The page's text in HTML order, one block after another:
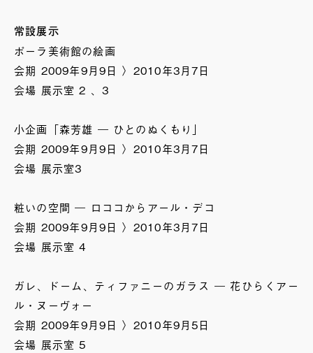
常設展示
ポーラ美術館の絵画
会期 2009年9月9日 〉2010年3月7日
会場 展示室 2 、3
小企画「森芳雄 ― ひとのぬくもり」
会期 2009年9月9日 〉2010年3月7日
会場 展示室3
粧いの空間 ― ロココからアール・デコ
会期 2009年9月9日 〉2010年3月7日
会場 展示室 4
ガレ、ドーム、ティファニーのガラス ― 花ひらくアー
ル・ヌーヴォー
会期 2009年9月9日 〉2010年9月5日
会場 展示室 5